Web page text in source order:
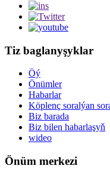
Tiz baglanyşyklar
Öý
Önümler
Habarlar
Köplenç soralýan
Biz barada
Biz bilen habarlaşyň
wideo
Önüm merkezi